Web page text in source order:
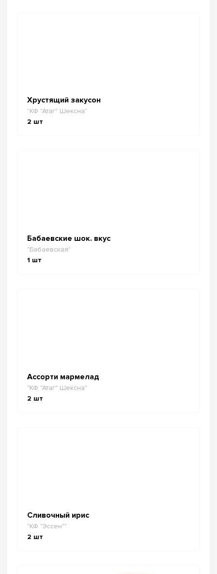
Хрустящий закусон
"КФ "Атаг" Шексна"
2 шт
Бабаевские шок. вкус
"Бабаевская"
1 шт
Ассорти мармелад
"КФ "Атаг" Шексна"
2 шт
Сливочный ирис
"КФ "Эссен""
2 шт